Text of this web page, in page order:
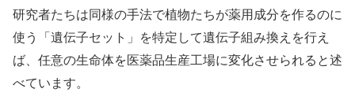
研究者たちは同様の手法で植物たちが薬用成分を作るのに
使う「遺伝子セット」を特定して遺伝子組み換えを行え
ば、任意の生命体を医薬品生産工場に変化させられると述
べています。